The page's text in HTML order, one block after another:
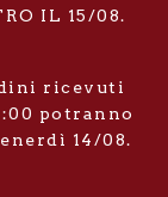
IL 15/08.
ricevuti
potranno
14/08.